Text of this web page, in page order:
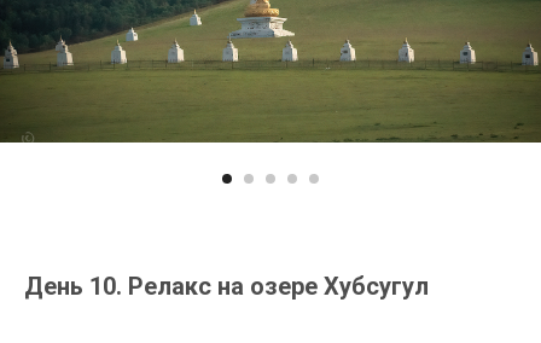
День 10. Релакс на озере Хубсугул